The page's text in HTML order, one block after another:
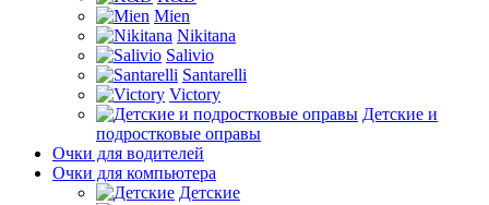
Mien
Nikitana
Salivio
Santarelli
Victory
Детские и
подростковые оправы
Очки для водителей
Очки для компьютера
Детские